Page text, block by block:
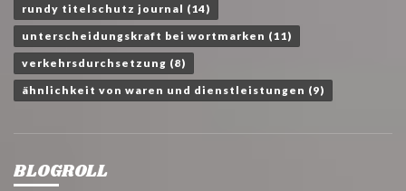
rundy titelschutz journal (14)
unterscheidungskraft bei wortmarken (11)
verkehrsdurchsetzung (8)
ähnlichkeit von waren und dienstleistungen (9)
BLOGROLL